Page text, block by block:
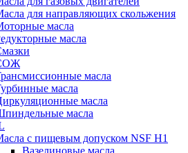
для направляющих скольжения
масла
масла
масла
масла
масла
масла
с пищевым допуском NSF H1
Вазелиновые масла